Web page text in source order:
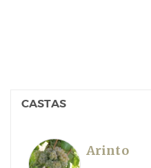
CASTAS
Arinto